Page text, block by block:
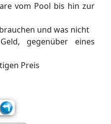
vom Pool bis hin zur
und was nicht
gegenüber eines
Preis